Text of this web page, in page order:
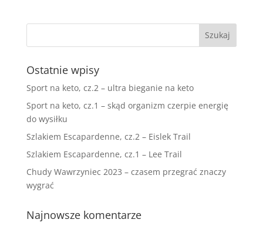
Ostatnie wpisy
Sport na keto, cz.2 – ultra bieganie na keto
Sport na keto, cz.1 – skąd organizm czerpie energię
do wysiłku
Szlakiem Escapardenne, cz.2 – Eislek Trail
Szlakiem Escapardenne, cz.1 – Lee Trail
Chudy Wawrzyniec 2023 – czasem przegrać znaczy
wygrać
Najnowsze komentarze